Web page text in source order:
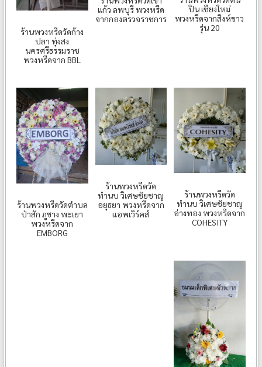
ร้านพวงหรีดวัดก้าง
ปลา ทุ่งสง
นครศรีธรรมราช
พวงหรีดจาก BBL
แก้ว ลพบุรี พวงหรีด
จากกองตรวจราชการ
ปิน เชียงใหม่
พวงหรีดจากสิงห์ขาว
รุ่น 20
ร้านพวงหรีดวัดตำบล
ป่าสัก ภูซาง พะเยา
พวงหรีดจาก
EMBORG
ร้านพวงหรีดวัด
ทำนบ วิเศษชัยชาญ
อยุธยา พวงหรีดจาก
แอพเวิร์คส์
ร้านพวงหรีดวัด
ทำนบ วิเศษชัยชาญ
อ่างทอง พวงหรีดจาก
COHESITY